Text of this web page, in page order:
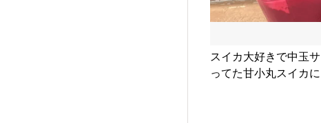
スイカ大好きで中玉
ってた甘小丸スイカ